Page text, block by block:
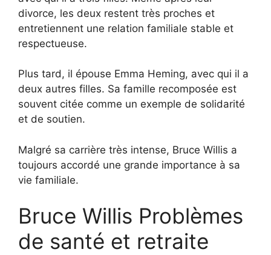
divorce, les deux restent très proches et
entretiennent une relation familiale stable et
respectueuse.
Plus tard, il épouse Emma Heming, avec qui il a
deux autres filles. Sa famille recomposée est
souvent citée comme un exemple de solidarité
et de soutien.
Malgré sa carrière très intense, Bruce Willis a
toujours accordé une grande importance à sa
vie familiale.
Bruce Willis Problèmes
de santé et retraite